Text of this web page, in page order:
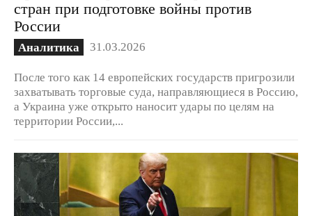
стран при подготовке войны против
России
Аналитика 31.03.2026
После того как 14 европейских государств пригрозили
захватывать торговые суда, направляющиеся в Россию,
а Украина уже открыто наносит удары по целям на
территории России,...